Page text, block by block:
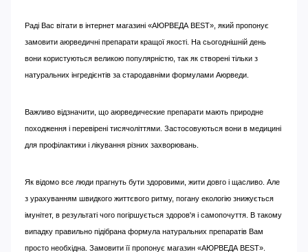
Раді Вас вітати в інтернет магазині «АЮРВЕДА BEST», який пропонує
замовити аюрведичні препарати кращої якості. На сьогоднішній день
вони користуються великою популярністю, так як створені тільки з
натуральних інгредієнтів за стародавніми формулами Аюрведи.
Важливо відзначити, що аюрведические препарати мають природне
походження і перевірені тисячоліттями. Застосовуються вони в медицині
для профілактики і лікування різних захворювань.
Як відомо все люди прагнуть бути здоровими, жити довго і щасливо. Але
з урахуванням швидкого життєвого ритму, погану екологію знижується
імунітет, в результаті чого погіршується здоров'я і самопочуття. В такому
випадку правильно підібрана формула натуральних препаратів Вам
просто необхідна. Замовити її пропонує магазин «АЮРВЕДА BEST».